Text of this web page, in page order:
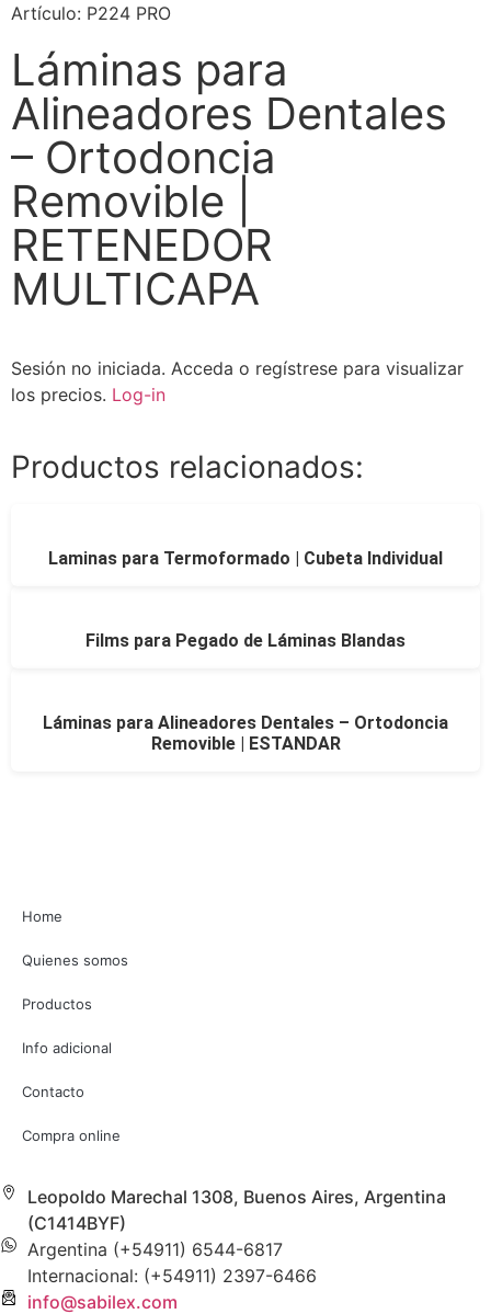
Artículo: P224 PRO
Láminas para
Alineadores Dentales
– Ortodoncia
Removible |
RETENEDOR
MULTICAPA
Sesión no iniciada. Acceda o regístrese para visualizar
los precios. Log-in
Productos relacionados:
Laminas para Termoformado | Cubeta Individual
Films para Pegado de Láminas Blandas
Láminas para Alineadores Dentales – Ortodoncia
Removible | ESTANDAR
Home
Quienes somos
Productos
Info adicional
Contacto
Compra online
Leopoldo Marechal 1308, Buenos Aires, Argentina
(C1414BYF)
Argentina (+54911) 6544-6817
Internacional: (+54911) 2397-6466
info@sabilex.com